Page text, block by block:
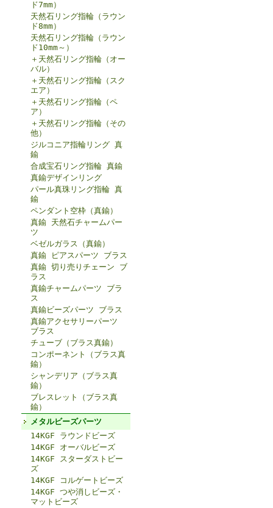
ド7mm）
天然石リング指輪（ラウン
ド8mm）
天然石リング指輪（ラウン
ド10mm～）
＋天然石リング指輪（オー
バル）
＋天然石リング指輪（スク
エア）
＋天然石リング指輪（ペ
ア）
＋天然石リング指輪（その
他）
ジルコニア指輪リング 真
鍮
合成宝石リング指輪 真鍮
真鍮デザインリング
パール真珠リング指輪 真
鍮
ペンダント空枠（真鍮）
真鍮 天然石チャームパー
ツ
ベゼルガラス（真鍮）
真鍮 ピアスパーツ ブラス
真鍮 切り売りチェーン ブ
ラス
真鍮チャームパーツ ブラ
ス
真鍮ビーズパーツ ブラス
真鍮アクセサリーパーツ
ブラス
チューブ（ブラス真鍮）
コンポーネント（ブラス真
鍮）
シャンデリア（ブラス真
鍮）
ブレスレット（ブラス真
鍮）
メタルビーズパーツ
14KGF ラウンドビーズ
14KGF オーバルビーズ
14KGF スターダストビー
ズ
14KGF コルゲートビーズ
14KGF つや消しビーズ・
マットビーズ